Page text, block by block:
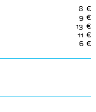
8 €
9 €
13 €
11 €
6 €